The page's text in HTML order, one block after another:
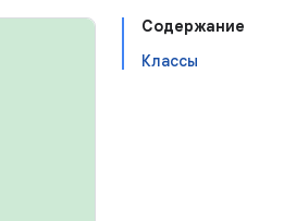
Содержание
Классы